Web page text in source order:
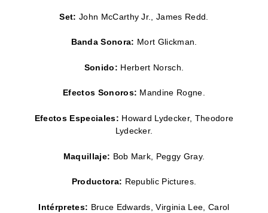
Set: John McCarthy Jr., James Redd.
Banda Sonora: Mort Glickman.
Sonido: Herbert Norsch.
Efectos Sonoros: Mandine Rogne.
Efectos Especiales: Howard Lydecker, Theodore
Lydecker.
Maquillaje: Bob Mark, Peggy Gray.
Productora: Republic Pictures.
Intérpretes: Bruce Edwards, Virginia Lee, Carol